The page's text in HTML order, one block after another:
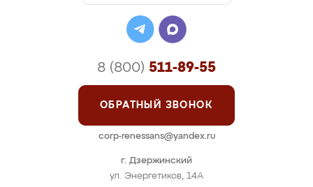
г. Дзержинский
ул. Энергетиков, 14А
8 (800) 511-89-55
ОБРАТНЫЙ ЗВОНОК
corp-renessans@yandex.ru